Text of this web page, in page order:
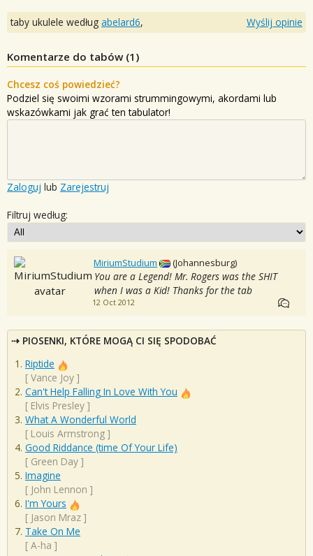
taby ukulele według abelard6, Wyślij opinie
Komentarze do tabów (1 )
Chcesz coś powiedzieć?
Podziel się swoimi wzorami strummingowymi, akordami lub
wskazówkami jak grać ten tabulator!
Zaloguj lub Zarejestruj
Filtruj według:
MiriumStudium (Johannesburg)
You are a Legend! Mr. Rogers was the SHIT
when I was a Kid! Thanks for the tab
12 Oct 2012
PIOSENKI, KTÓRE MOGĄ CI SIĘ SPODOBAĆ
Riptide
[ Vance Joy ]
Can't Help Falling In Love With You
[ Elvis Presley ]
What A Wonderful World
[ Louis Armstrong ]
Good Riddance (time Of Your Life)
[ Green Day ]
Imagine
[ John Lennon ]
I'm Yours
[ Jason Mraz ]
Take On Me
[ A-ha ]